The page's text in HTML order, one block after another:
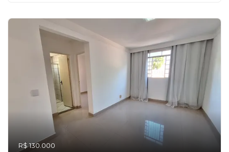
R$ 130.000